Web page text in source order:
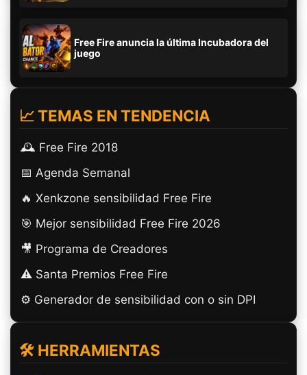
Free Fire anuncia la última Incubadora del
juego
📈 TEMAS EN TENDENCIA
🕰️ Free Fire 2018
📅 Agenda Semanal
🔥 Xenkzone sensibilidad Free Fire
🎯 Mejor sensibilidad Free Fire 2026
🎥 Programa de Creadores
⚠️ Santa Premios Free Fire
⚙️ Generador de sensibilidad con o sin DPI
🛠️ HERRAMIENTAS